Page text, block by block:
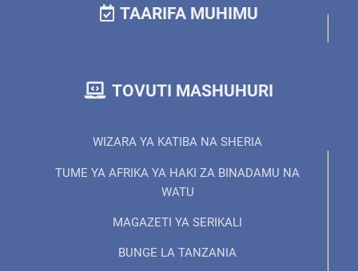
TAARIFA MUHIMU
TOVUTI MASHUHURI
WIZARA YA KATIBA NA SHERIA
TUME YA AFRIKA YA HAKI ZA BINADAMU NA
WATU
MAGAZETI YA SERIKALI
BUNGE LA TANZANIA